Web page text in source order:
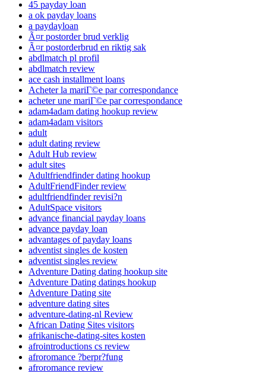
45 payday loan
a ok payday loans
a paydayloan
Ã¤r postorder brud verklig
Ã¤r postorderbrud en riktig sak
abdlmatch pl profil
abdlmatch review
ace cash installment loans
Acheter la mariГ©e par correspondance
acheter une mariГ©e par correspondance
adam4adam dating hookup review
adam4adam visitors
adult
adult dating review
Adult Hub review
adult sites
Adultfriendfinder dating hookup
AdultFriendFinder review
adultfriendfinder revisi?n
AdultSpace visitors
advance financial payday loans
advance payday loan
advantages of payday loans
adventist singles de kosten
adventist singles review
Adventure Dating dating hookup site
Adventure Dating datings hookup
Adventure Dating site
adventure dating sites
adventure-dating-nl Review
African Dating Sites visitors
afrikanische-dating-sites kosten
afrointroductions cs review
afroromance ?berpr?fung
afroromance review